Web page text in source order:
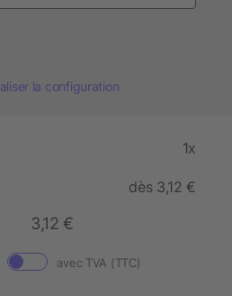
la configuration
1x
dès 3,12 €
3,12 €
avec TVA (TTC)